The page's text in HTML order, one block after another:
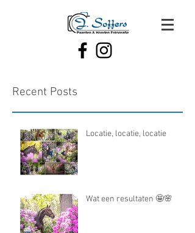
Recent Posts
Locatie, locatie, locatie
Wat een resultaten 🤩🌸